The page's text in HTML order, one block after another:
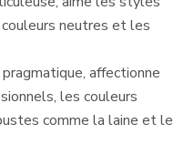
neutres et les
affectionne
les couleurs
comme la laine et le